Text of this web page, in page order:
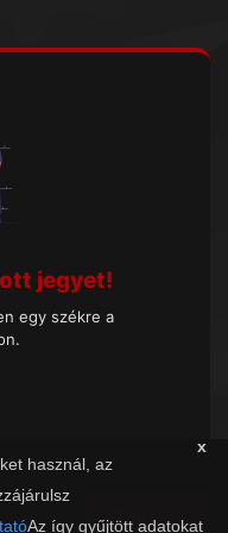
x
használ, az
Az így gyűjtött adatokat
jegyet!
egy székre a
Tovább